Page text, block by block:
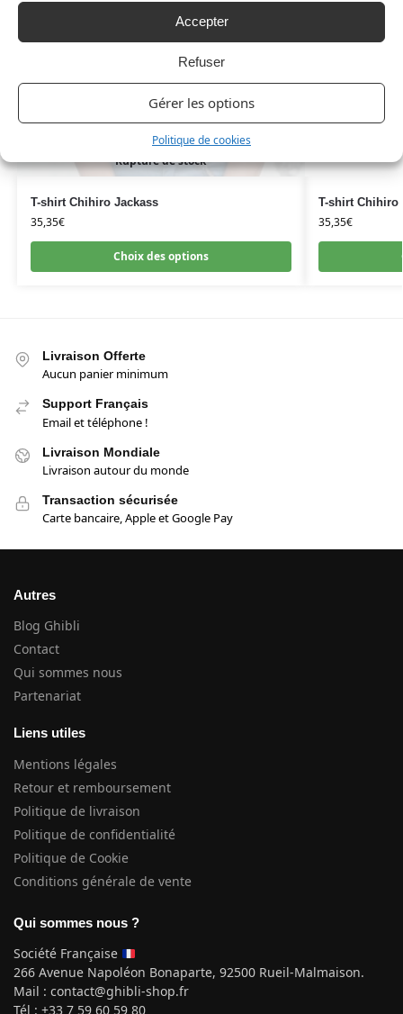
Accepter
Refuser
Gérer les options
Politique de cookies
Rupture de stock
T-shirt Chihiro Jackass
35,35€
Choix des options
T-shirt Chihiro
35,35€
Livraison Offerte
Aucun panier minimum
Support Français
Email et téléphone !
Livraison Mondiale
Livraison autour du monde
Transaction sécurisée
Carte bancaire, Apple et Google Pay
Autres
Blog Ghibli
Contact
Qui sommes nous
Partenariat
Liens utiles
Mentions légales
Retour et remboursement
Politique de livraison
Politique de confidentialité
Politique de Cookie
Conditions générale de vente
Qui sommes nous ?
Société Française
266 Avenue Napoléon Bonaparte, 92500 Rueil-Malmaison.
Mail : contact@ghibli-shop.fr
Tél : +33 7 59 60 59 80